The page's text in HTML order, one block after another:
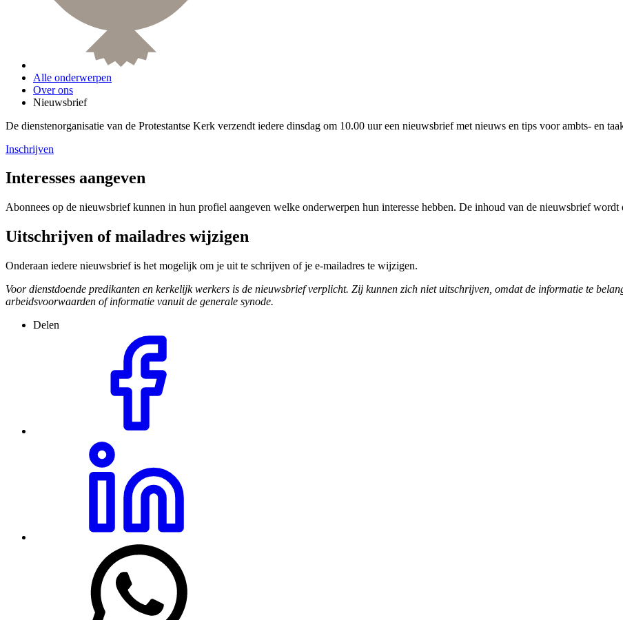
Alle onderwerpen
Over ons
Nieuwsbrief
De dienstenorganisatie van de Protestantse Kerk verzendt iedere dinsdag om 10.00 uur een nieuwsbrief met nieuws en tips voor ambts- en
Inschrijven
Interesses aangeven
Abonnees op de nieuwsbrief kunnen in hun profiel aangeven welke onderwerpen hun interesse hebben. De inhoud van de nieuwsbrief wordt
Uitschrijven of mailadres wijzigen
Onderaan iedere nieuwsbrief is het mogelijk om je uit te schrijven of je e-mailadres te wijzigen.
Voor dienstdoende predikanten en kerkelijk werkers is de nieuwsbrief verplicht. Zij kunnen zich niet uitschrijven, omdat de informatie te
arbeidsvoorwaarden of informatie vanuit de generale synode.
Delen